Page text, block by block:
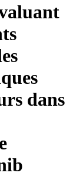
dans